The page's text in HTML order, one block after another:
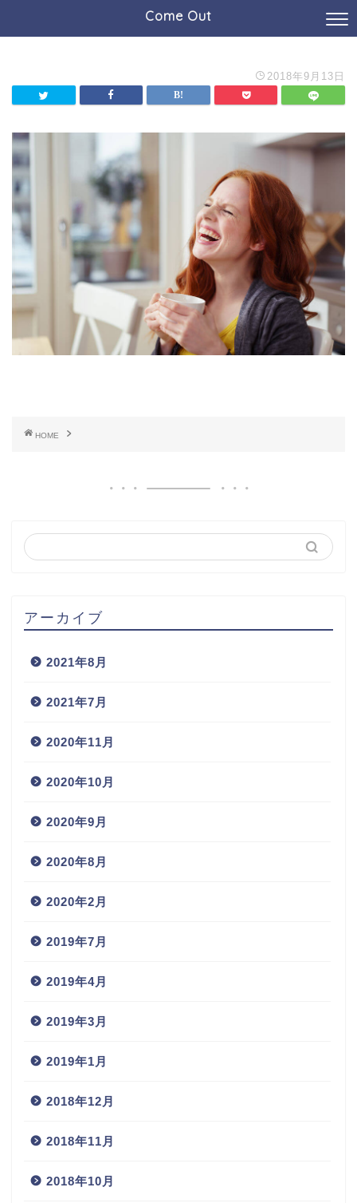
Come Out
2018年9月13日
HOME
アーカイブ
2021年8月
2021年7月
2020年11月
2020年10月
2020年9月
2020年8月
2020年2月
2019年7月
2019年4月
2019年3月
2019年1月
2018年12月
2018年11月
2018年10月